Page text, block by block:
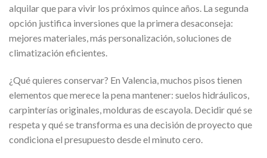
alquilar que para vivir los próximos quince años. La segunda
opción justifica inversiones que la primera desaconseja:
mejores materiales, más personalización, soluciones de
climatización eficientes.
¿Qué quieres conservar? En Valencia, muchos pisos tienen
elementos que merece la pena mantener: suelos hidráulicos,
carpinterías originales, molduras de escayola. Decidir qué se
respeta y qué se transforma es una decisión de proyecto que
condiciona el presupuesto desde el minuto cero.